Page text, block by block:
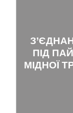
ПІД
МІДНОЇ